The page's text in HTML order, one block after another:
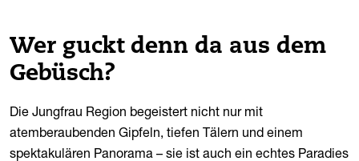
Wer guckt denn da aus dem
Gebüsch?
Die Jungfrau Region begeistert nicht nur mit
atemberaubenden Gipfeln, tiefen Tälern und einem
spektakulären Panorama – sie ist auch ein echtes Paradies